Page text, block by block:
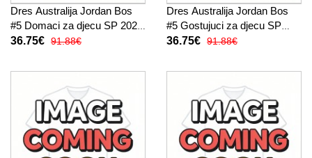
Dres Australija Jordan Bos
#5 Domaci za djecu SP 2026
Kratak Rukav (+ kratke
36.75€ 91.88€
Dres Australija Jordan Bos
#5 Gostujuci za djecu SP
2026 Kratak Rukav (+ kratke
36.75€ 91.88€